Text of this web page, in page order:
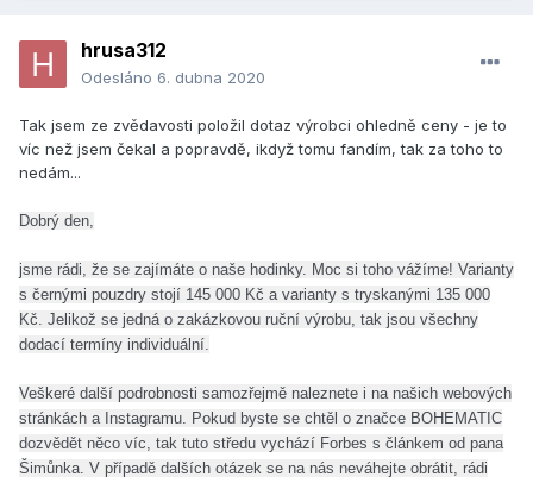
hrusa312
Odesláno 6. dubna 2020
Tak jsem ze zvědavosti položil dotaz výrobci ohledně ceny - je to
víc než jsem čekal a popravdě, ikdyž tomu fandím, tak za toho to
nedám...
Dobrý den,
jsme rádi, že se zajímáte o naše hodinky. Moc si toho vážíme! Varianty
s černými pouzdry stojí 145 000 Kč a varianty s tryskanými 135 000
Kč. Jelikož se jedná o zakázkovou ruční výrobu, tak jsou všechny
dodací termíny individuální.
Veškeré další podrobnosti samozřejmě naleznete i na našich webových
stránkách a Instagramu. Pokud byste se chtěl o značce BOHEMATIC
dozvědět něco víc, tak tuto středu vychází Forbes s článkem od pana
Šimůnka. V případě dalších otázek se na nás neváhejte obrátit, rádi